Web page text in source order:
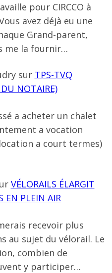
pour CIRCCO à
avez déjà eu une
Grand-parent,
me la fournir…
sur TPS-TVQ
NOTAIRE)
a acheter un chalet
a vocation
a court termes)
VÉLORAILS ÉLARGIT
EN PLEIN AIR
recevoir plus
au sujet du vélorail. Le
combien de
y participer…